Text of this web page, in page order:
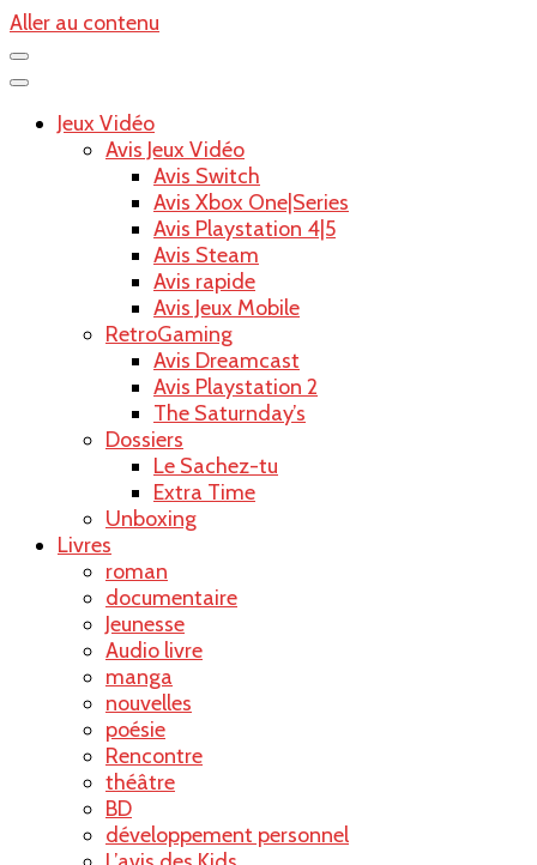
Aller au contenu
Jeux Vidéo
Avis Jeux Vidéo
Avis Switch
Avis Xbox One|Series
Avis Playstation 4|5
Avis Steam
Avis rapide
Avis Jeux Mobile
RetroGaming
Avis Dreamcast
Avis Playstation 2
The Saturnday’s
Dossiers
Le Sachez-tu
Extra Time
Unboxing
Livres
roman
documentaire
Jeunesse
Audio livre
manga
nouvelles
poésie
Rencontre
théâtre
BD
développement personnel